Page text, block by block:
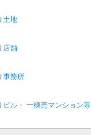
土地
店舗
事務所
ビル・ 一棟売マンション等